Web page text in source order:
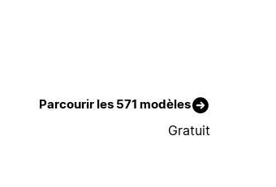
Parcourir les 571 modèles
Gratuit